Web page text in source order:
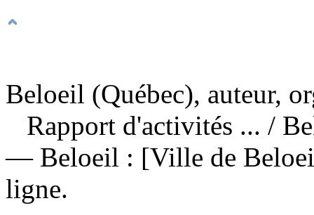
Beloeil (Québec), auteur,
Rapport d'activités ... /
— Beloeil : [Ville de
ligne.